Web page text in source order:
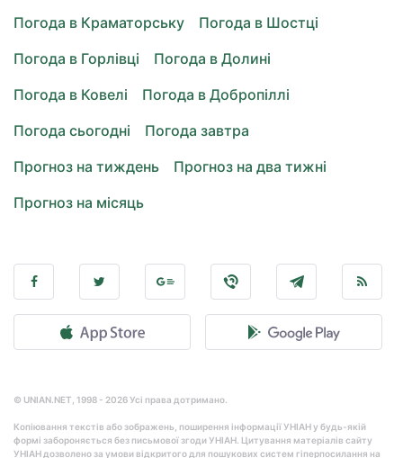
Погода в Краматорську
Погода в Шостці
Погода в Горлівці
Погода в Долині
Погода в Ковелі
Погода в Добропіллі
Погода сьогодні
Погода завтра
Прогноз на тиждень
Прогноз на два тижні
Прогноз на місяць
© UNIAN.NET, 1998 - 2026 Усі права дотримано.
Копіювання текстів або зображень, поширення інформації УНІАН у будь-якій
формі забороняється без письмової згоди УНІАН. Цитування матеріалів сайту
УНІАН дозволено за умови відкритого для пошукових систем гіперпосилання на